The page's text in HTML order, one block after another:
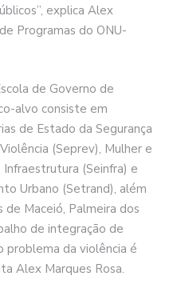
explica Alex
Programas do ONU-
de Governo de
alvo consiste em
de Estado da Segurança
(Seprev), Mulher e
(Seinfra) e
Urbano (Setrand), além
Maceió, Palmeira dos
de integração de
problema da violência é
Alex Marques Rosa.